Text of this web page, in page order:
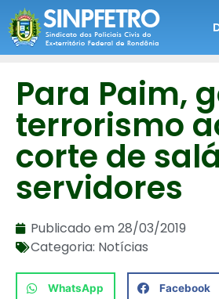
Para Paim,
terrorismo
corte de
servidores
Publicado em28/03/2019
Categoria: Notícias
WhatsApp Facebook